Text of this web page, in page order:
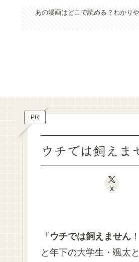
あの漫画はどこで読める？わかり
PR
ウチでは飼えま
X
『 ウチでは飼えません
と年下の大学生・颯太